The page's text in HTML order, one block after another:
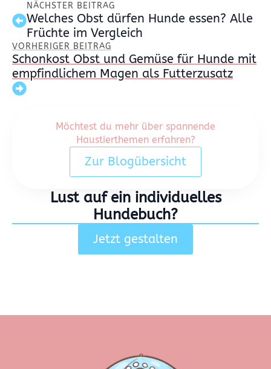
NÄCHSTER BEITRAG
Welches Obst dürfen Hunde essen? Alle
Früchte im Vergleich
VORHERIGER BEITRAG
Schonkost Obst und Gemüse für Hunde mit
empfindlichem Magen als Futterzusatz
Möchtest du mehr über spannende
Haustierthemen erfahren?
Zur Blogübersicht
Lust auf ein individuelles
Hundebuch?
Jetzt gestalten